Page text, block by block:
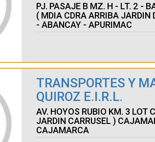
PJ. PASAJE B MZ. H - LT. 2 -
( MDIA CDRA ARRIBA
- ABANCAY - APURIMAC
TRANSPORTES Y
QUIROZ E.I.R.L.
AV. HOYOS RUBIO KM. 3 LOT
JARDIN CARRUSEL )
CAJAMARCA